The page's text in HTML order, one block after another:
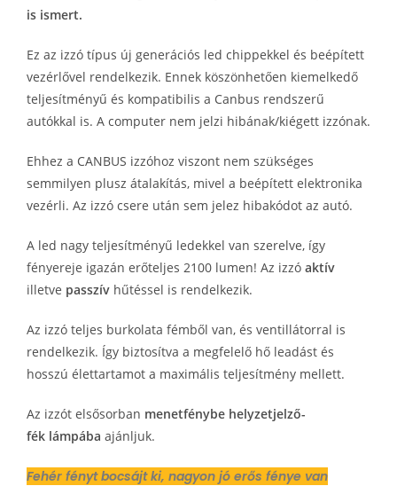
is ismert.
Ez az izzó típus új generációs led chippekkel és beépített
vezérlővel rendelkezik. Ennek köszönhetően kiemelkedő
teljesítményű és kompatibilis a Canbus rendszerű
autókkal is. A computer nem jelzi hibának/kiégett izzónak.
Ehhez a CANBUS izzóhoz viszont nem szükséges
semmilyen plusz átalakítás, mivel a beépített elektronika
vezérli. Az izzó csere után sem jelez hibakódot az autó.
A led nagy teljesítményű ledekkel van szerelve, így
fényereje igazán erőteljes 2100 lumen! Az izzó aktív
illetve passzív hűtéssel is rendelkezik.
Az izzó teljes burkolata fémből van, és ventillátorral is
rendelkezik. Így biztosítva a megfelelő hő leadást és
hosszú élettartamot a maximális teljesítmény mellett.
Az izzót elsősorban menetfénybe helyzetjelző-
fék lámpába ajánljuk.
Fehér fényt bocsájt ki, nagyon jó erős fénye van